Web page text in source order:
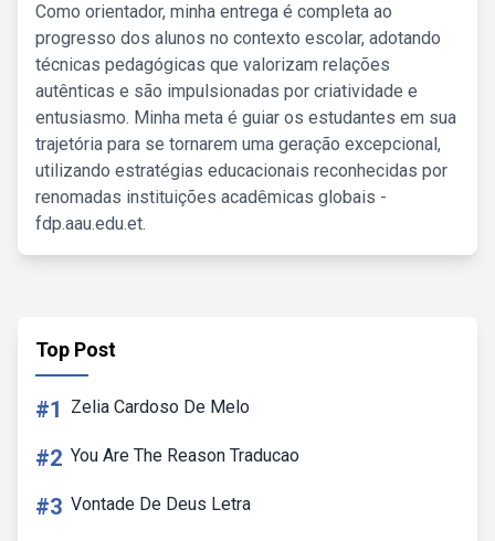
Como orientador, minha entrega é completa ao
progresso dos alunos no contexto escolar, adotando
técnicas pedagógicas que valorizam relações
autênticas e são impulsionadas por criatividade e
entusiasmo. Minha meta é guiar os estudantes em sua
trajetória para se tornarem uma geração excepcional,
utilizando estratégias educacionais reconhecidas por
renomadas instituições acadêmicas globais -
fdp.aau.edu.et.
Top Post
#1 Zelia Cardoso De Melo
#2 You Are The Reason Traducao
#3 Vontade De Deus Letra